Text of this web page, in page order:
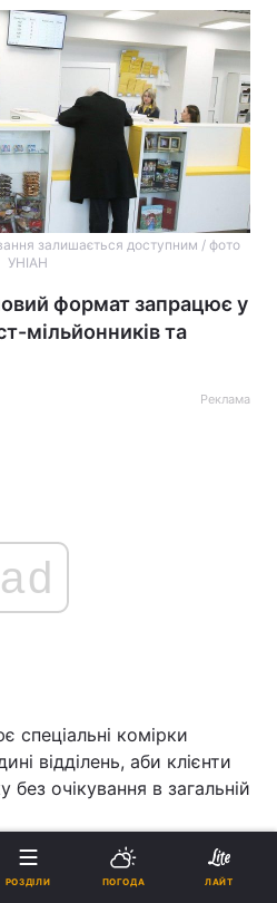
залишається доступним / фото
УНІАН
формат запрацює у
мільйонників та
Реклама
ad
спеціальні комірки
відділень, аби клієнти
очікування в загальній
компанії, частина
направлятиметься на
РОЗДІЛИ ПОГОДА ЛАЙТ